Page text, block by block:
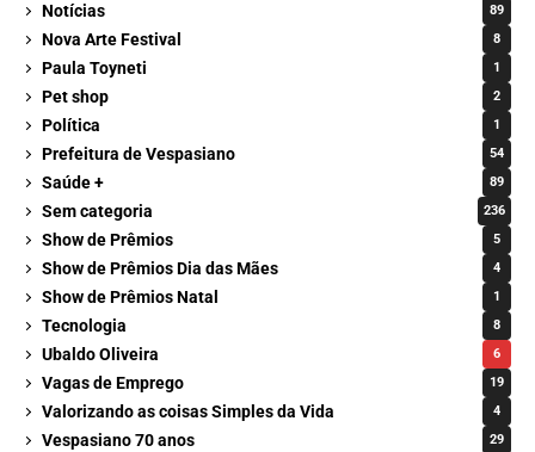
Notícias 89
Nova Arte Festival 8
Paula Toyneti 1
Pet shop 2
Política 1
Prefeitura de Vespasiano 54
Saúde + 89
Sem categoria 236
Show de Prêmios 5
Show de Prêmios Dia das Mães 4
Show de Prêmios Natal 1
Tecnologia 8
Ubaldo Oliveira 6
Vagas de Emprego 19
Valorizando as coisas Simples da Vida 4
Vespasiano 70 anos 29